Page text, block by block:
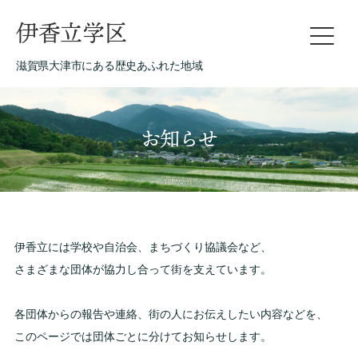
伊香立学区
滋賀県大津市にある歴史あふれた地域
お知らせ
伊香立には学校や自治会、まちづくり協議会など、
さまざまな団体が協力し合って街を支えています。
各団体からの報告や連絡、街の人にお伝えしたい内容などを、
このページでは団体ごとに分けてお知らせします。